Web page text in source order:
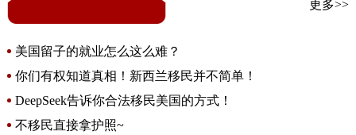
更多>>
美国留子的就业怎么这么难？
你们有权知道真相！新西兰移民并不简单！
DeepSeek告诉你合法移民美国的方式！
不移民直接拿护照~